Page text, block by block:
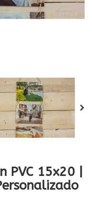
PVC 15x20 |